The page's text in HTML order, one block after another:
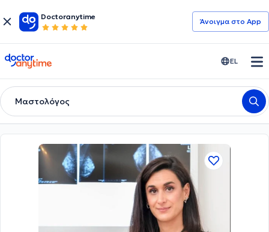
Doctoranytime
Άνοιγμα στο App
doctoranytime EL
Μαστολόγος